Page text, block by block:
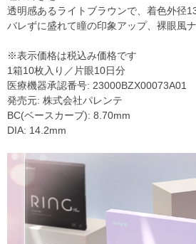
透明感あるライトブラウンで、着色外径
バレずに盛れて瞳の印象アップ、裸眼風
※表示価格は税込み価格です
1箱10枚入り／片眼10日分
医療機器承認番号: 23000BZX00073A01
発売元: 株式会社パレンテ
BC(ベースカーブ): 8.70mm
DIA: 14.2mm